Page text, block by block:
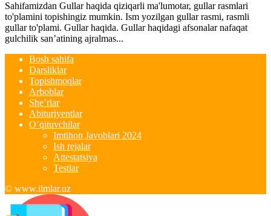
Sahifamizdan Gullar haqida qiziqarli ma'lumotar, gullar rasmlari
to'plamini topishingiz mumkin. Ism yozilgan gullar rasmi, rasmli
gullar to'plami. Gullar haqida. Gullar haqidagi afsonalar nafaqat
gulchilik san’atining ajralmas...
Bosh sahifa
Darsliklar
Topishmoqlar
Arboblar
She’rlar
Abituriyentlar
O’qituvchilar
Imtihon Javoblari 2024
Ish rejalar
Attestatsiya
Testlar
© www.ilmlar.uz